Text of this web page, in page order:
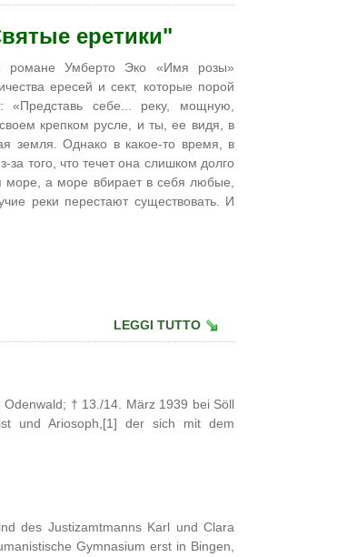
еретики"
романе Умберто Эко «Имя розы»
ересей и сект, которые порой
«Представь себе... реку, мощную,
крепком русле, и ты, ее видя, в
земля. Однако в какое-то время, в
за того, что течет она слишком долго
море, а море вбирает в себя любые,
реки перестают существовать. И
LEGGI TUTTO
† 13./14. März 1939 bei Söll
und Ariosoph,[1] der sich mit dem
des Justizamtmanns Karl und Clara
Gymnasium erst in Bingen,